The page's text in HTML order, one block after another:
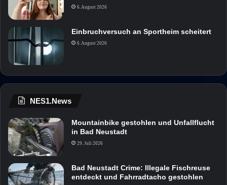
6. August 2026
Einbruchversuch an Sportheim scheitert
6. August 2026
NES1.News
Mountainbike gestohlen und Unfallflucht
in Bad Neustadt
29. Juli 2026
Bad Neustadt Crime: Illegale Fischreuse
entdeckt und Fahrradtacho gestohlen